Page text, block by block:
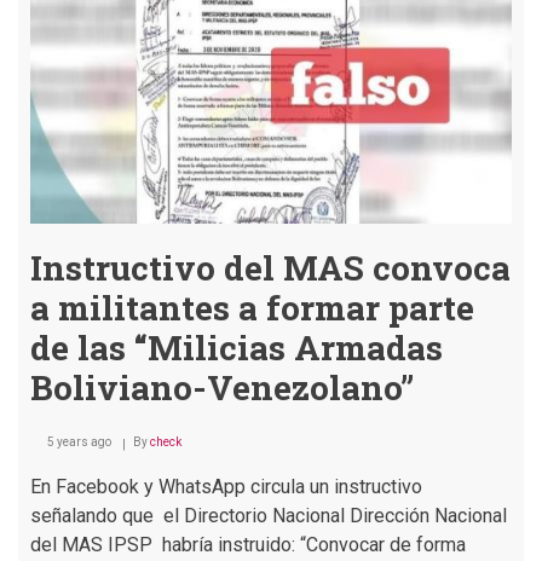
de
vuelta
a
Juan
Ramón
Quintana
Instructivo del MAS convoca
a militantes a formar parte
de las “Milicias Armadas
Boliviano-Venezolano”
5 years ago Bycheck
En Facebook y WhatsApp circula un instructivo
señalando que el Directorio Nacional Dirección Nacional
del MAS IPSP habría instruido: “Convocar de forma